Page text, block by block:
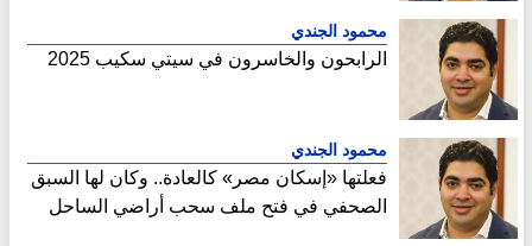
محمود الجندي
الرابحون والخاسرون في سيتي سكيب 2025
محمود الجندي
فعلتها «إسكان مصر» كالعادة.. وكان لها السبق
الصحفي في فتح ملف سحب أراضي الساحل